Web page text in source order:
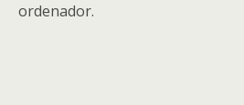
ordenador.